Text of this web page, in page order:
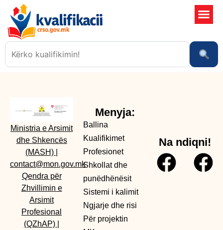
Ministria e Arsimit
dhe Shkencës
(MASH)
contact@mon.gov.mk
Qendra për
Zhvillimin e
Arsimit
Profesional
(QZhAP)
Menyja:
Ballina
Kualifikimet
Profesionet
Shkollat dhe
punëdhënësit
Sistemi i kalimit
Ngjarje dhe risi
Për projektin
Na ndiqni!